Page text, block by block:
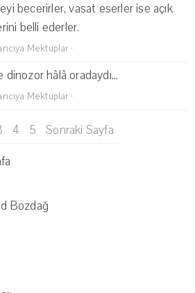
becerirler, vasat eserler ise açık
belli ederler.
Mektuplar ·
dinozor hâlâ oradaydı...
Mektuplar ·
4 5
Sonraki Sayfa
Bozdağ